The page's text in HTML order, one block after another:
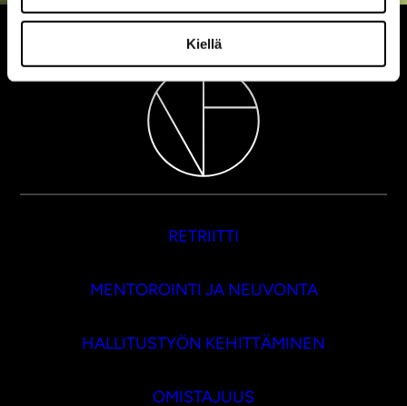
Kiellä
RETRIITTI
MENTOROINTI JA NEUVONTA
HALLITUSTYÖN KEHITTÄMINEN
OMISTAJUUS